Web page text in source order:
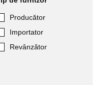
Producător
Importator
Revânzător